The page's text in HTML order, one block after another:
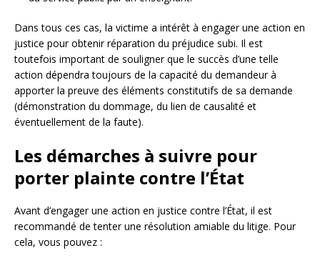
Dans tous ces cas, la victime a intérêt à engager une action en
justice pour obtenir réparation du préjudice subi. Il est
toutefois important de souligner que le succès d’une telle
action dépendra toujours de la capacité du demandeur à
apporter la preuve des éléments constitutifs de sa demande
(démonstration du dommage, du lien de causalité et
éventuellement de la faute).
Les démarches à suivre pour
porter plainte contre l’État
Avant d’engager une action en justice contre l’État, il est
recommandé de tenter une résolution amiable du litige. Pour
cela, vous pouvez :